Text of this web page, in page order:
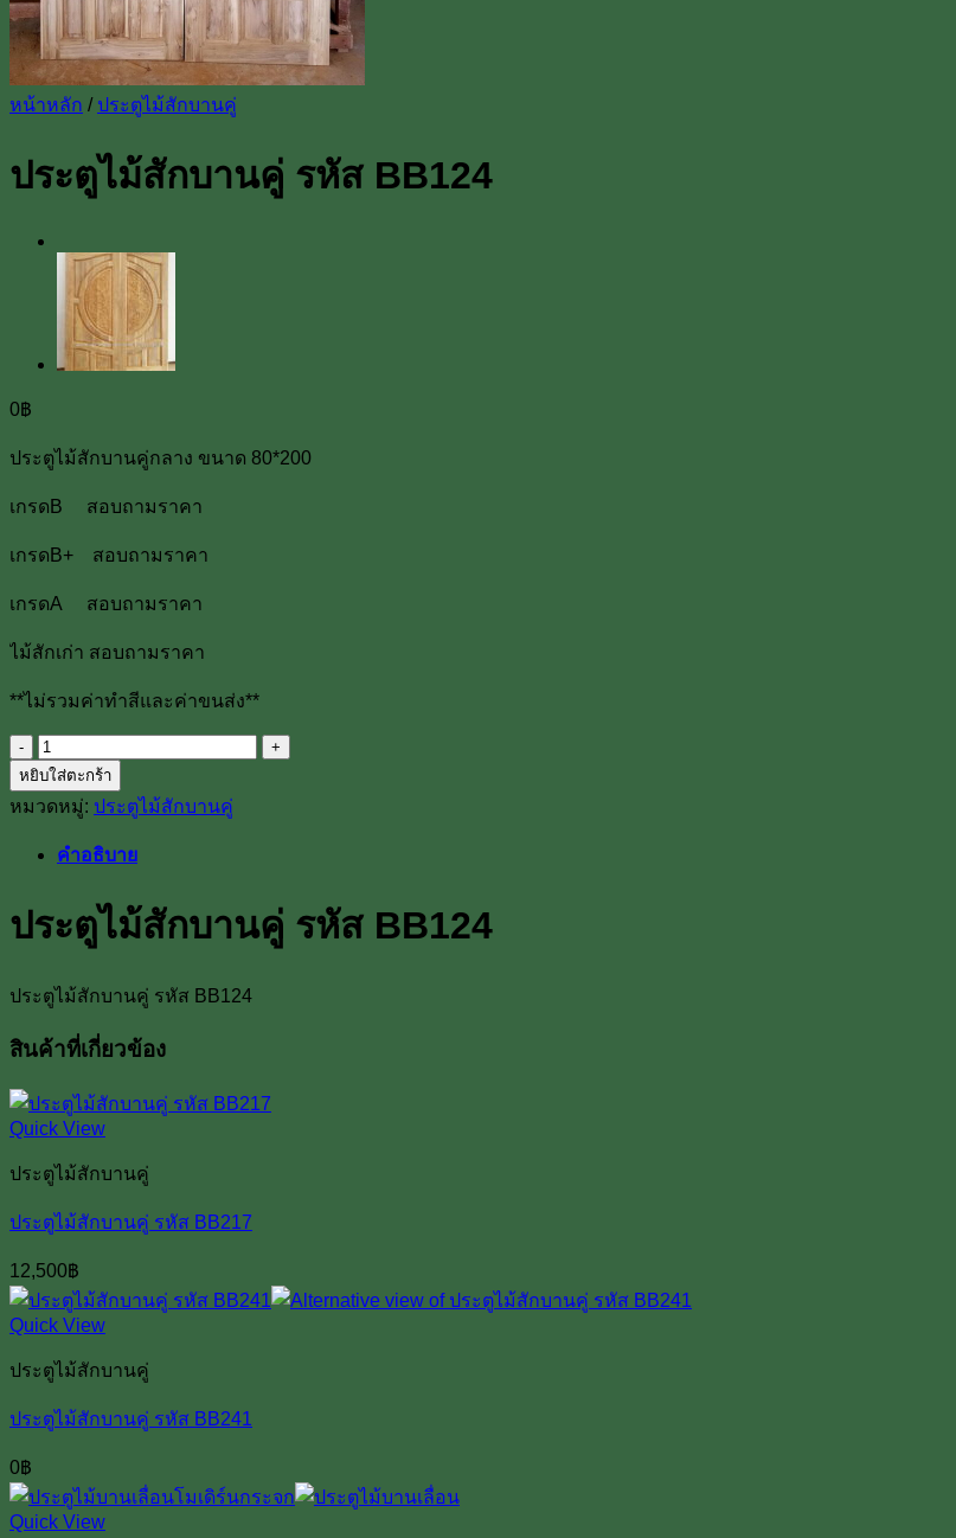
หน้าหลัก / ประตูไม้สักบานคู่
ประตูไม้สักบานคู่ รหัส BB124
0฿
ประตูไม้สักบานคู่กลาง ขนาด 80*200
เกรดB สอบถามราคา
เกรดB+ สอบถามราคา
เกรดA สอบถามราคา
ไม้สักเก่า สอบถามราคา
**ไม่รวมค่าทำสีและค่าขนส่ง**
จำนวน
ประตู
ไม้
บาน
รหัส
BB124
หยิบใส่ตะกร้า
หมวดหมู่: ประตูไม้สักบานคู่
คำอธิบาย
ประตูไม้สักบานคู่ รหัส BB124
ประตูไม้สักบานคู่ รหัส BB124
สินค้าที่เกี่ยวข้อง
Quick View
ประตูไม้สักบานคู่
ประตูไม้สักบานคู่ รหัส BB217
12,500฿
Quick View
ประตูไม้สักบานคู่
ประตูไม้สักบานคู่ รหัส BB241
0฿
Quick View